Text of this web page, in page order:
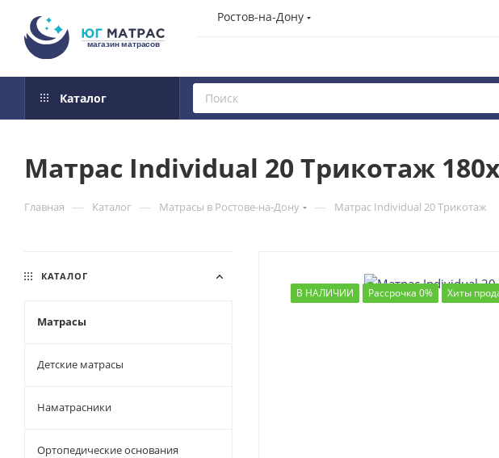
Ростов-на-Дону
Каталог
Матрас Individual 20 Трикотаж
Главная — Каталог — Матрасы в Ростове-на-Дону — Матрас Individual 20 Трикотаж
В НАЛИЧИИ Рассрочка 0% Хиты
КАТАЛОГ
Матрасы
Детские матрасы
Наматрасники
Ортопедические основания